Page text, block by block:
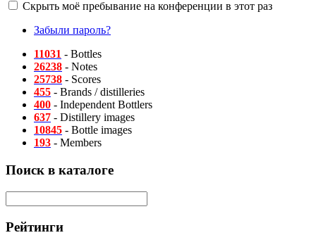
Скрыть моё пребывание на конференции в этот раз
Забыли пароль?
11031 - Bottles
26238 - Notes
25738 - Scores
455 - Brands / distilleries
400 - Independent Bottlers
637 - Distillery images
10845 - Bottle images
193 - Members
Поиск в каталоге
Рейтинги